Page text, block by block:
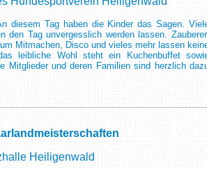
diesem Tag haben die Kinder das Sagen.
den Tag unvergesslich werden lassen.
Mitmachen, Disco und vieles mehr lassen
leibliche Wohl steht ein Kuchenbuffet
und deren Familien sind herzlich
Heiligenwald